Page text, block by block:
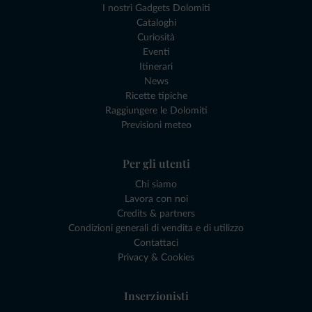
I nostri Gadgets Dolomiti
Cataloghi
Curiosità
Eventi
Itinerari
News
Ricette tipiche
Raggiungere le Dolomiti
Previsioni meteo
Per gli utenti
Chi siamo
Lavora con noi
Credits & partners
Condizioni generali di vendita e di utilizzo
Contattaci
Privacy & Cookies
Inserzionisti